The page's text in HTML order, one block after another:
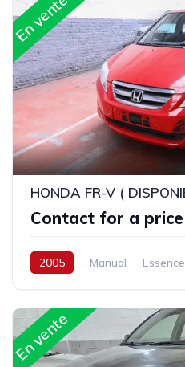
En vente
Contact for a price
2005 Manual Essence
En vente